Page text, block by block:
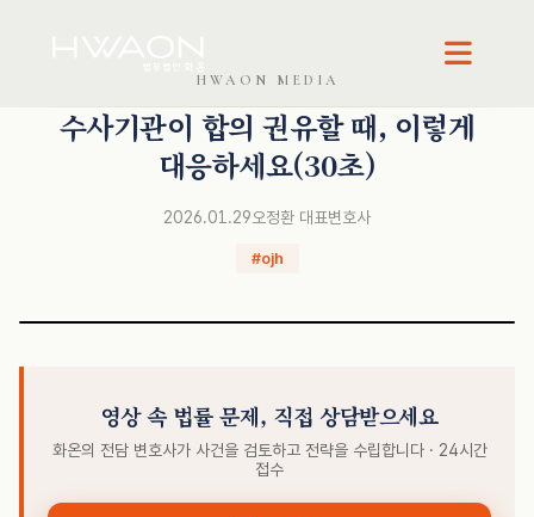
오정환 · 대표변호사
HWAON MEDIA
수사기관이 합의 권유할 때, 이렇게
대응하세요(30초)
2026.01.29오정환 대표변호사
#ojh
영상 속 법률 문제, 직접 상담받으세요
화온의 전담 변호사가 사건을 검토하고 전략을 수립합니다 · 24시간
접수